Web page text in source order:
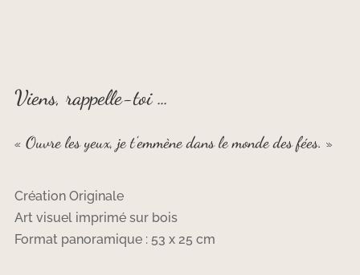
Viens, rappelle-toi …
« Ouvre les yeux, je t’emmène dans le monde des fées. »
Création Originale
Art visuel imprimé sur bois
Format panoramique : 53 x 25 cm